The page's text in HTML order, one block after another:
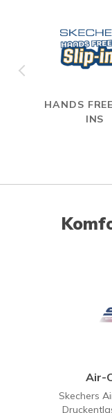
HANDS
INS
Air-
Skechers